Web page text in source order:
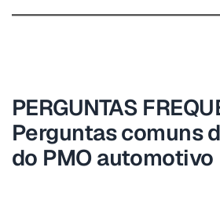
PERGUNTAS
Perguntas comuns
do PMO automotivo